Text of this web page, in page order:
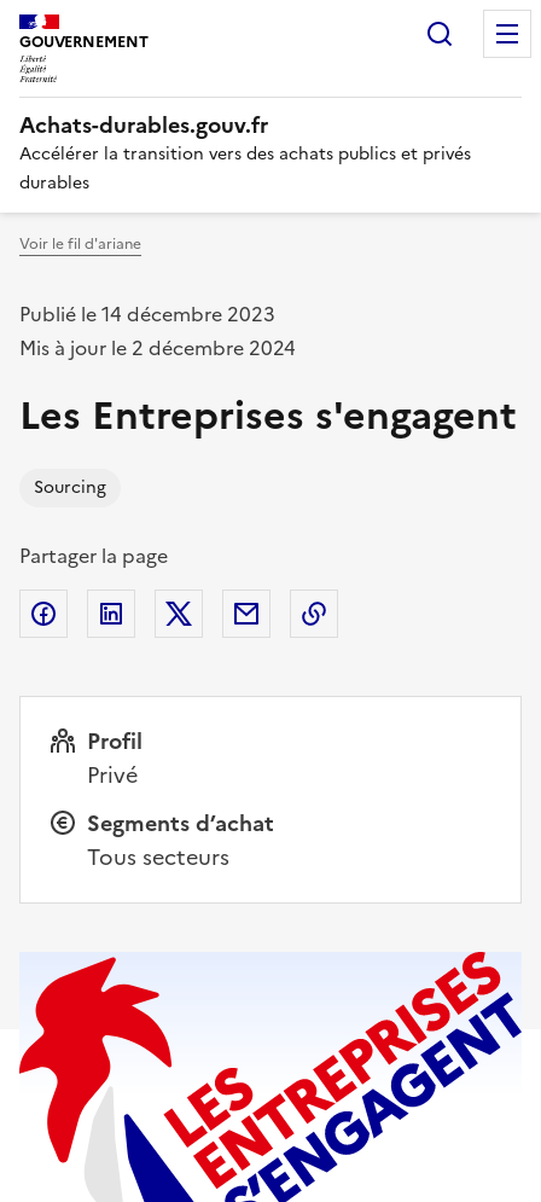
GOUVERNEMENT
Liberté,
Égalité,
Fraternité
Achats-durables.gouv.fr
Accélérer la transition vers des achats publics et privés
durables
Voir le fil d'ariane
Publié le 14 décembre 2023
Mis à jour le 2 décembre 2024
Les Entreprises s'engagent
Sourcing
Partager la page
FacebookPartager sur Linkedin
Partager sur X
Courriel
Profil
Privé
Segments d’achat
Tous secteurs